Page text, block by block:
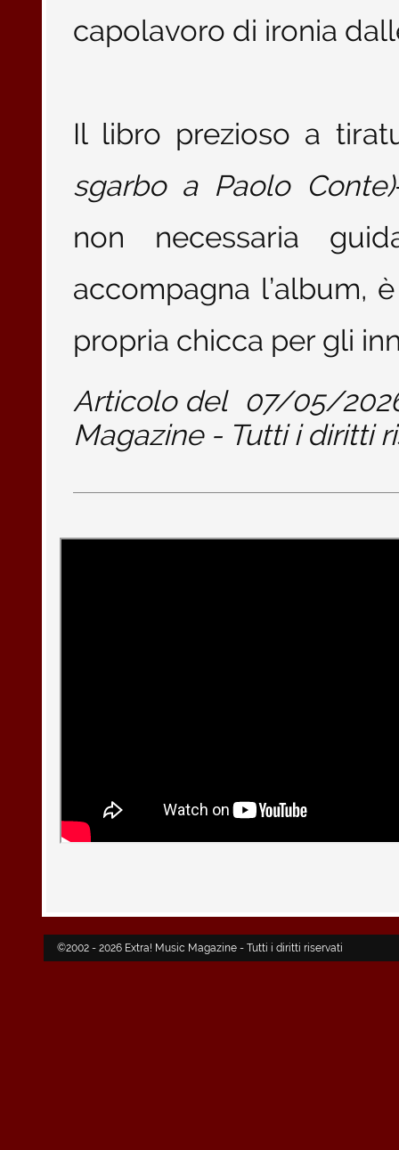
capolavoro di ironia
Il libro prezioso a
sgarbo a Paolo Conte)
non necessaria
accompagna l’album,
propria chicca per gli
Articolo del 07/05/
Magazine - Tutti i diritti
©2002 - 2026 Extra! Music Magazine - Tutti i diritti riservati